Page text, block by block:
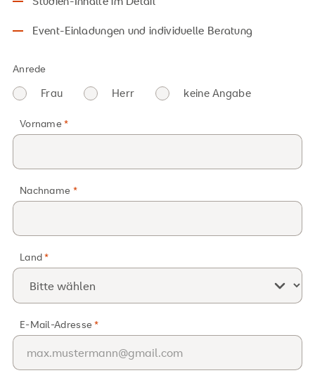
Medizin- und Gesundheitspädagogik
Event-Einladungen und individuelle Beratung
Anrede
Frau Herr keine Angabe
Vorname
Nachname
Land
E-Mail-Adresse